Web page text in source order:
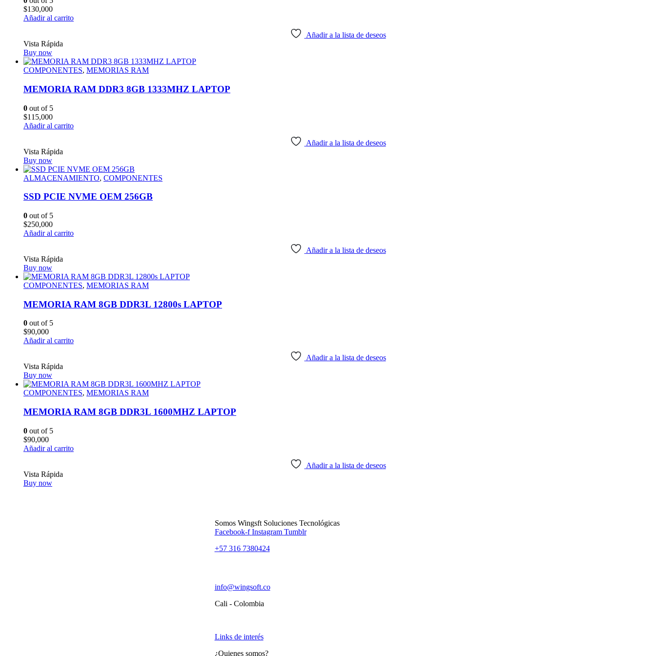
$130,000
Añadir al carrito
Añadir a la lista de deseos
Vista Rápida
Buy now
COMPONENTES, MEMORIAS RAM
MEMORIA RAM DDR3 8GB 1333MHZ LAPTOP
0 out of 5
$115,000
Añadir al carrito
Añadir a la lista de deseos
Vista Rápida
Buy now
ALMACENAMIENTO, COMPONENTES
SSD PCIE NVME OEM 256GB
0 out of 5
$250,000
Añadir al carrito
Añadir a la lista de deseos
Vista Rápida
Buy now
COMPONENTES, MEMORIAS RAM
MEMORIA RAM 8GB DDR3L 12800s LAPTOP
0 out of 5
$90,000
Añadir al carrito
Añadir a la lista de deseos
Vista Rápida
Buy now
COMPONENTES, MEMORIAS RAM
MEMORIA RAM 8GB DDR3L 1600MHZ LAPTOP
0 out of 5
$90,000
Añadir al carrito
Añadir a la lista de deseos
Vista Rápida
Buy now
Somos Wingsft Soluciones Tecnológicas
Facebook-f Instagram Tumblr
+57 316 7380424
info@wingsoft.co
Cali - Colombia
Links de interés
¿Quienes somos?